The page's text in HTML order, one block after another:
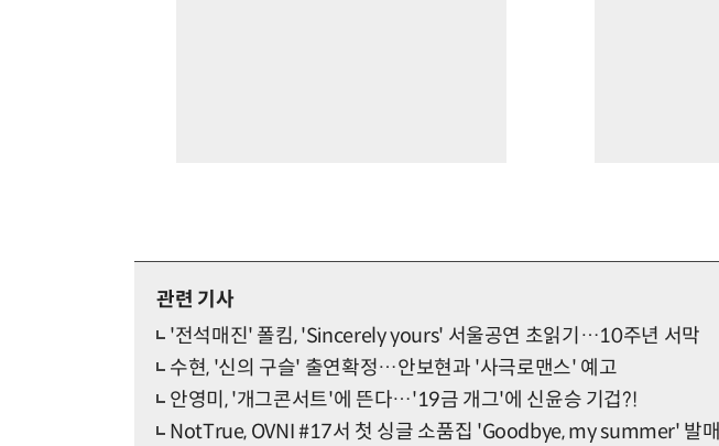
관련 기사
'전석매진' 폴킴, 'Sincerely yours' 서울공연 초읽기…10주년 서막
수현, '신의 구슬' 출연확정…안보현과 '사극로맨스' 예고
안영미, '개그콘서트'에 뜬다…'19금 개그'에 신윤승 기겁?!
NotTrue, OVNI #17서 첫 싱글 소품집 'Goodbye, my summer' 발매